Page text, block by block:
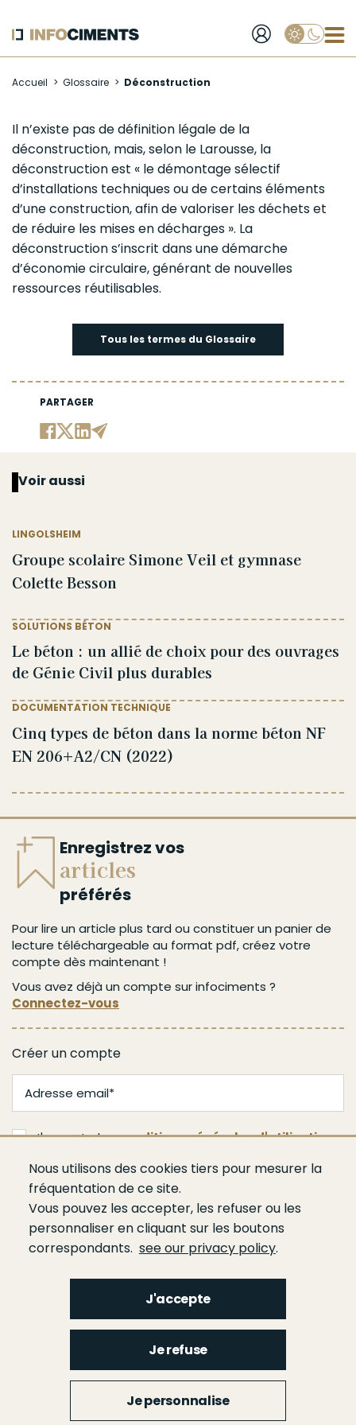
Nous utilisons des cookies tiers pour mesurer la
fréquentation de ce site.
Vous pouvez les accepter, les refuser ou les
personnaliser en cliquant sur les boutons
correspondants. see our privacy policy.
J'accepte
Je refuse
Je personnalise
au
principal
Accueil Glossaire Déconstruction
Déconstruction
PARTAGER
Il n’existe pas de définition légale de la
déconstruction, mais, selon le Larousse, la
déconstruction est « le démontage sélectif
d’installations techniques ou de certains éléments
d’une construction, afin de valoriser les déchets et
de réduire les mises en décharges ». La
déconstruction s’inscrit dans une démarche
d’économie circulaire, générant de nouvelles
ressources réutilisables.
Tous les termes du Glossaire
Voir aussi
LINGOLSHEIM
Groupe scolaire Simone Veil et gymnase
Colette Besson
SOLUTIONS BÉTON
Le béton : un allié de choix pour des ouvrages
de Génie Civil plus durables
DOCUMENTATION TECHNIQUE
Cinq types de béton dans la norme béton NF
EN 206+A2/CN (2022)
Enregistrez vos
articles
préférés
Pour lire un article plus tard ou constituer un panier de
lecture téléchargeable au format pdf, créez votre
compte dès maintenant !
Vous avez déjà un compte sur infociments ?
Connectez-vous
Créer un compte
J'accepte lesconditions générales d'utilisation
Valider
Footer
Qui sommes-nous ?Espace presseAgendaPublicationsBâtiment
CimentsLiants hydrauliques routiers
Footer
Mentions légales